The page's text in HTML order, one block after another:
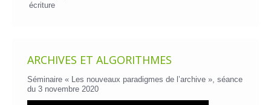
écriture
ARCHIVES ET ALGORITHMES
Séminaire « Les nouveaux paradigmes de l’archive », séance
du 3 novembre 2020